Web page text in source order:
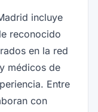
incluye
reconocido
en la red
médicos de
Entre
con